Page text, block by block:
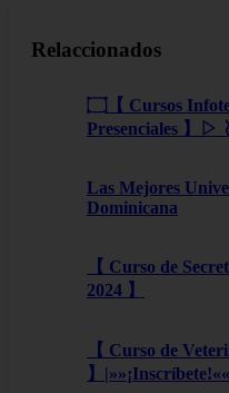
Relaccionados
۝【 Cursos Infotep 2024 | En Linea y
Presenciales 】▷
Las Mejores
Dominicana
【 Curso de
2024 】
【 Curso de
】